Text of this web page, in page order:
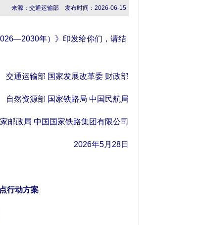
来源：交通运输部 发布时间：2026-06-15
年）》印发给你们，请结
交通运输部 国家发展改革委 财政部
自然资源部 国家铁路局 中国民航局
邮政局 中国国家铁路集团有限公司
2026年5月28日
行动方案